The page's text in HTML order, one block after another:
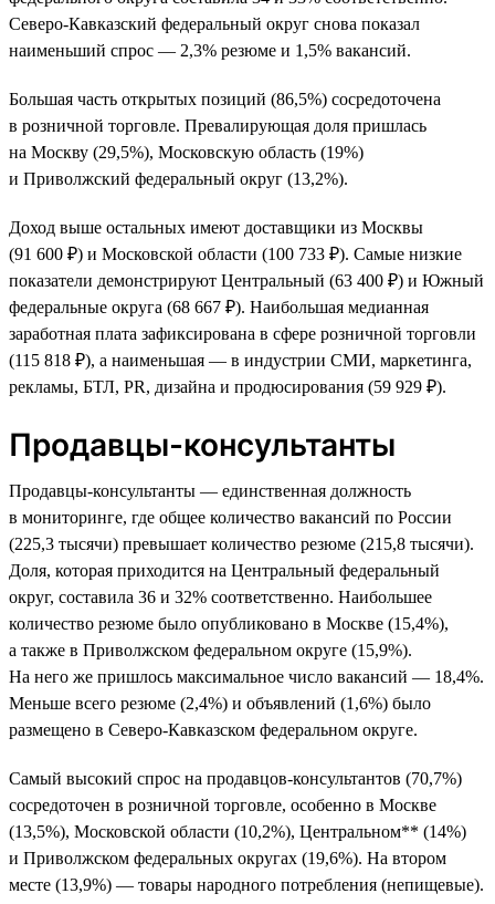
Северо-Кавказский федеральный округ снова показал
наименьший спрос — 2,3% резюме и 1,5% вакансий.
Большая часть открытых позиций (86,5%) сосредоточена
в розничной торговле. Превалирующая доля пришлась
на Москву (29,5%), Московскую область (19%)
и Приволжский федеральный округ (13,2%).
Доход выше остальных имеют доставщики из Москвы
(91 600 ₽) и Московской области (100 733 ₽). Самые низкие
показатели демонстрируют Центральный (63 400 ₽) и Южный
федеральные округа (68 667 ₽). Наибольшая медианная
заработная плата зафиксирована в сфере розничной торговли
(115 818 ₽), а наименьшая — в индустрии СМИ, маркетинга,
рекламы, БТЛ, PR, дизайна и продюсирования (59 929 ₽).
Продавцы-консультанты
Продавцы-консультанты — единственная должность
в мониторинге, где общее количество вакансий по России
(225,3 тысячи) превышает количество резюме (215,8 тысячи).
Доля, которая приходится на Центральный федеральный
округ, составила 36 и 32% соответственно. Наибольшее
количество резюме было опубликовано в Москве (15,4%),
а также в Приволжском федеральном округе (15,9%).
На него же пришлось максимальное число вакансий — 18,4%.
Меньше всего резюме (2,4%) и объявлений (1,6%) было
размещено в Северо-Кавказском федеральном округе.
Самый высокий спрос на продавцов-консультантов (70,7%)
сосредоточен в розничной торговле, особенно в Москве
(13,5%), Московской области (10,2%), Центральном** (14%)
и Приволжском федеральных округах (19,6%). На втором
месте (13,9%) — товары народного потребления (непищевые).